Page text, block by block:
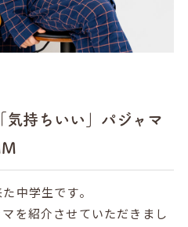
気持ちいい」パジャマ
中学生です。
を紹介させていただきまし